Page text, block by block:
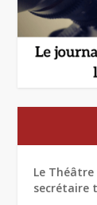
Le
secrétaire